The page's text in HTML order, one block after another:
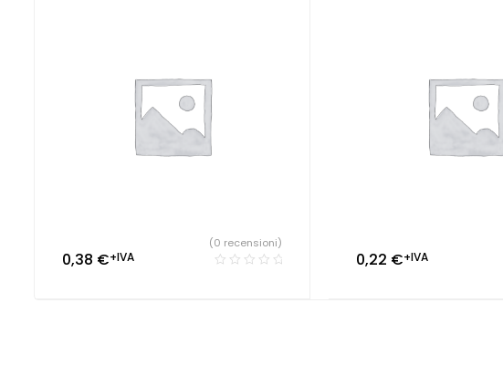
0,38 €+IVA
(0 recensioni)
0,22 €+IVA